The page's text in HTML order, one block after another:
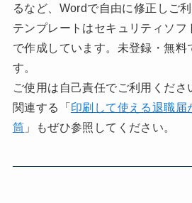
るなど、Wordで自由に修正しご利
テンプレートはセキュリティソフ
で作成しています。未登録・無料
す。
ご使用は自己責任でご利用くださ
関連する「 印刷して使える退職届
筒 」もぜひ参照してください。